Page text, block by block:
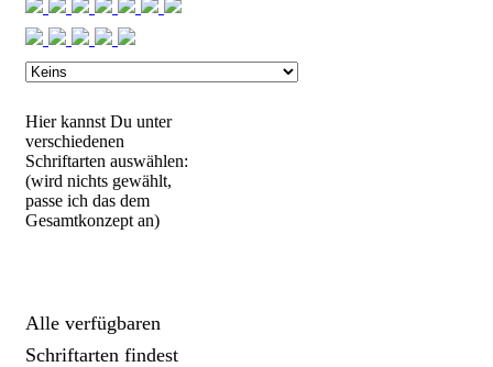
Hier kannst Du unter
verschiedenen
Schriftarten auswählen:
(wird nichts gewählt,
passe ich das dem
Gesamtkonzept an)
Alle verfügbaren
Schriftarten findest